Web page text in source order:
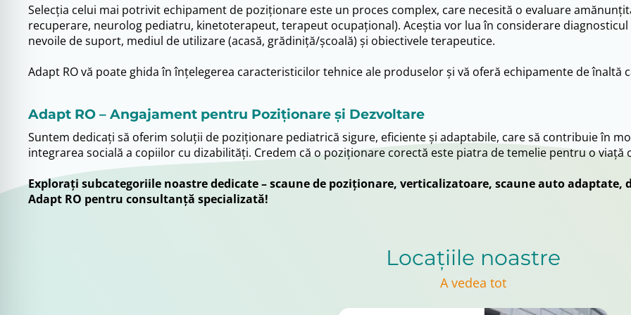
Selecția celui mai potrivit echipament de poziționare este un proces complex, care necesită o evaluare
recuperare, neurolog pediatru, kinetoterapeut, terapeut ocupațional). Aceștia vor lua în considerare
nevoile de suport, mediul de utilizare (acasă, grădiniță/școală) și obiectivele terapeutice.
Adapt RO vă poate ghida în înțelegerea caracteristicilor tehnice ale produselor și vă oferă echipamente de
Adapt RO – Angajament pentru Poziționare și Dezvoltare
Suntem dedicați să oferim soluții de poziționare pediatrică sigure, eficiente și adaptabile, care să contribuie în
integrarea socială a copiilor cu dizabilități. Credem că o poziționare corectă este piatra de temelie pentru o viață
Explorați subcategoriile noastre dedicate – scaune de poziționare, verticalizatoare, scaune auto
Adapt RO pentru consultanță specializată!
Locațiile noastre
A vedea tot